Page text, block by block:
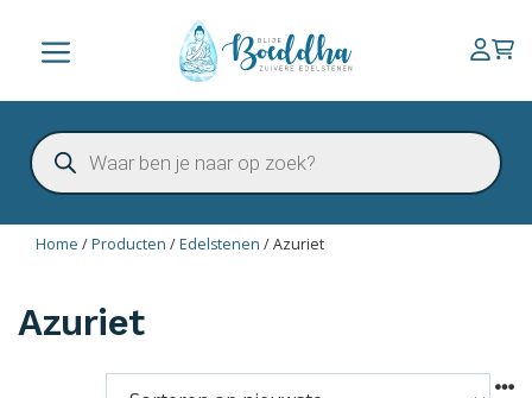
inhoud
Menu
Producten
zoeken
Home /Producten /Edelstenen /Azuriet
Azuriet